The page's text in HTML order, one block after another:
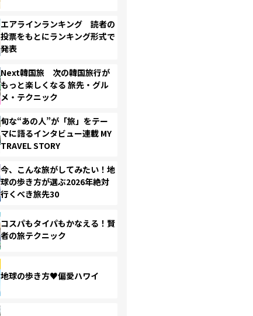
エアラインランキング 読者の
投票をもとにランキング形式で
発表
Next韓国旅 次の韓国旅行が
もっと楽しくなる 旅先・グル
メ・テクニック
旬な“あの人”が「旅」をテー
マに語るインタビュー連載 MY
TRAVEL STORY
今、こんな旅がしてみたい！地
球の歩き方が選ぶ2026年絶対
行くべき旅先30
コスパもタイパもかなえる！賢
者の旅テクニック
地球の歩き方♥偏愛ハワイ